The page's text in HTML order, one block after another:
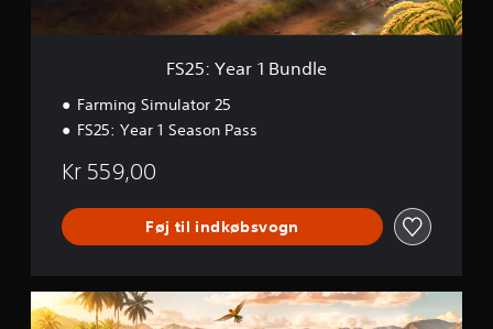
FS25: Year 1 Bundle
Farming Simulator 25
FS25: Year 1 Season Pass
Kr 559,00
Føj til indkøbsvogn
F
S